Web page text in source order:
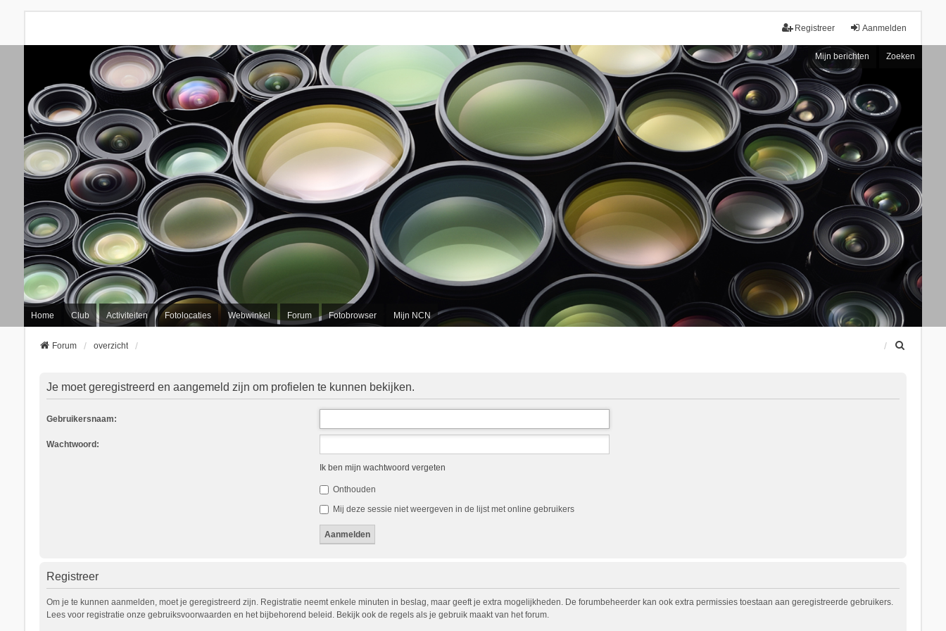
Aanmelden
Registreer
Mijn berichten Zoeken
Home Club Activiteiten Fotolocaties Webwinkel Forum Fotobrowser Mijn NCN
Forum overzicht
Je moet geregistreerd en aangemeld zijn om profielen te kunnen bekijken.
Gebruikersnaam:
Wachtwoord:
Ik ben mijn wachtwoord vergeten
Onthouden
Mij deze sessie niet weergeven in de lijst met online gebruikers
Registreer
Om je te kunnen aanmelden, moet je geregistreerd zijn. Registratie neemt enkele minuten in beslag, maar geeft je extra mogelijkheden. De forumbeheerder kan ook extra permissies toestaan aan geregistreerde gebruikers.
Lees voor registratie onze gebruiksvoorwaarden en het bijbehorend beleid. Bekijk ook de regels als je gebruik maakt van het forum.